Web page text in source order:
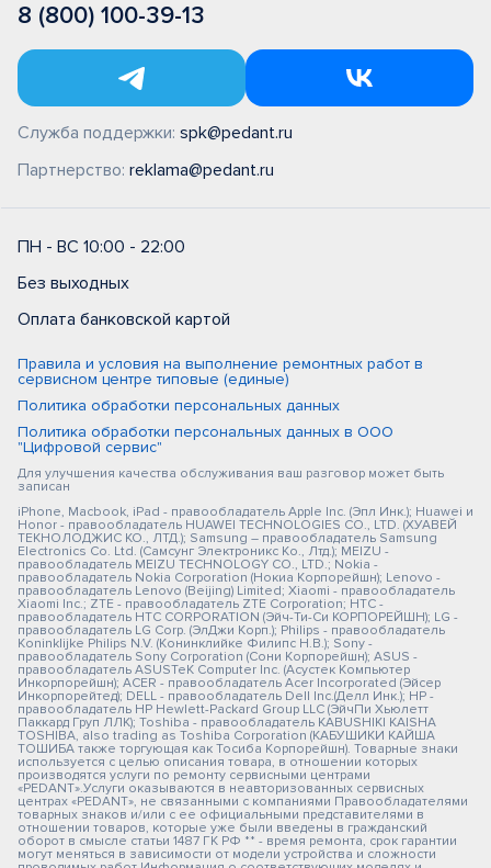
8 (800) 100-39-13
Служба поддержки: spk@pedant.ru
Партнерство: reklama@pedant.ru
ПН - ВС 10:00 - 22:00
Без выходных
Оплата банковской картой
Правила и условия на выполнение ремонтных работ в
сервисном центре типовые (единые)
Политика обработки персональных данных
Политика обработки персональных данных в ООО
"Цифровой сервис"
Для улучшения качества обслуживания ваш разговор может быть
записан
iPhone, Macbook, iPad - правообладатель Apple Inc. (Эпл Инк.); Huawei и
Honor - правообладатель HUAWEI TECHNOLOGIES CO., LTD. (ХУАВЕЙ
ТЕКНОЛОДЖИС КО., ЛТД.); Samsung – правообладатель Samsung
Electronics Co. Ltd. (Самсунг Электроникс Ко., Лтд.); MEIZU -
правообладатель MEIZU TECHNOLOGY CO., LTD.; Nokia -
правообладатель Nokia Corporation (Нокиа Корпорейшн); Lenovo -
правообладатель Lenovo (Beijing) Limited; Xiaomi - правообладатель
Xiaomi Inc.; ZTE - правообладатель ZTE Corporation; HTC -
правообладатель HTC CORPORATION (Эйч-Ти-Си КОРПОРЕЙШН); LG -
правообладатель LG Corp. (ЭлДжи Корп.); Philips - правообладатель
Koninklijke Philips N.V. (Конинклийке Филипс Н.В.); Sony -
правообладатель Sony Corporation (Сони Корпорейшн); ASUS -
правообладатель ASUSTeK Computer Inc. (Асустек Компьютер
Инкорпорейшн); ACER - правообладатель Acer Incorporated (Эйсер
Инкорпорейтед); DELL - правообладатель Dell Inc.(Делл Инк.); HP -
правообладатель HP Hewlett-Packard Group LLC (ЭйчПи Хьюлетт
Паккард Груп ЛЛК); Toshiba - правообладатель KABUSHIKI KAISHA
TOSHIBA, also trading as Toshiba Corporation (КАБУШИКИ КАЙША
ТОШИБА также торгующая как Тосиба Корпорейшн). Товарные знаки
используется с целью описания товара, в отношении которых
производятся услуги по ремонту сервисными центрами
«PEDANT».Услуги оказываются в неавторизованных сервисных
центрах «PEDANT», не связанными с компаниями Правообладателями
товарных знаков и/или с ее официальными представителями в
отношении товаров, которые уже были введены в гражданский
оборот в смысле статьи 1487 ГК РФ ** - время ремонта, срок гарантии
могут меняться в зависимости от модели устройства и сложности